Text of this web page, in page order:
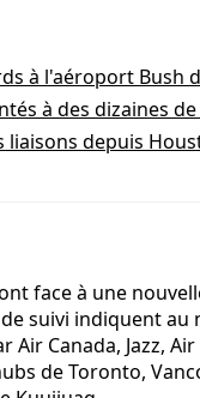
à l'aéroport Bush
à des dizaines
depuis
face à une
suivi indiquent au
Canada, Jazz,
de Toronto,